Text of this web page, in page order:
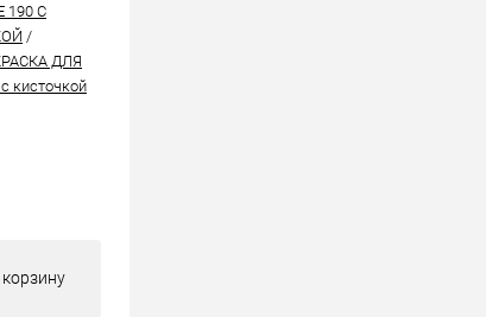
190 C
/
ДЛЯ
кисточкой